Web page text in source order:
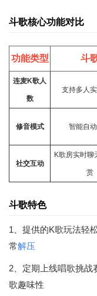
斗歌核心功能对比
功能类型 斗
连麦K歌人
数
支持多人
修音模式 智能自
社交互动
K歌房实时聊
赏
斗歌特色
1、提供的K歌玩法轻
常解压
2、定期上线唱歌挑战
歌趣味性